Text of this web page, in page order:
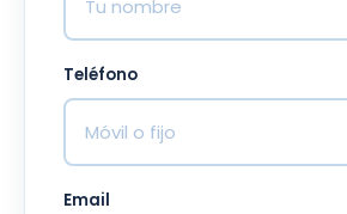
Teléfono
Email